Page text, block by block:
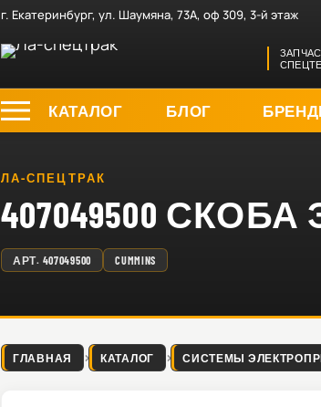
г. Екатеринбург, ул. Шаумяна, 73А, оф 309, 3-й этаж
КАТАЛОГ БЛОГ
ЛА-СПЕЦТРАК
407049500
АРТ. 407049500 CUMMINS
ГЛАВНАЯ КАТАЛОГ СИСТЕМЫ